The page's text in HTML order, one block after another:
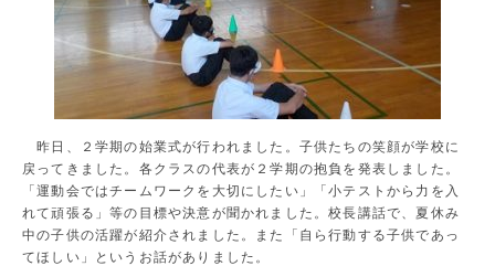
昨日、２学期の始業式が行われました。子供たちの笑顔が学校に
戻ってきました。各クラスの代表が２学期の抱負を発表しました。
「運動会ではチームワークを大切にしたい」「小テストから力を入
れて頑張る」等の目標や決意が聞かれました。校長講話で、夏休み
中の子供の活躍が紹介されました。また「自ら行動する子供であっ
てほしい」というお話がありました。